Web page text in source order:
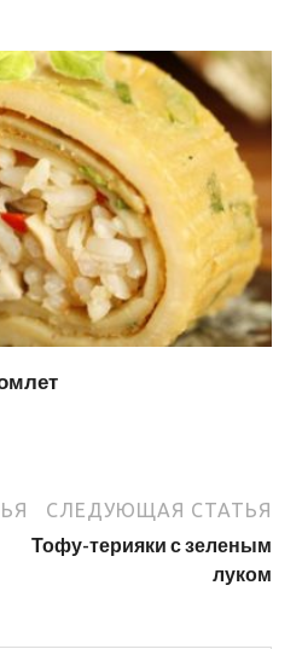
СЛЕДУЮЩАЯ СТАТЬЯ
Тофу-терияки с зеленым
луком